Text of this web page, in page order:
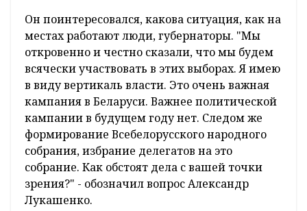
Он поинтересовался, какова ситуация, как на
местах работают люди, губернаторы. "Мы
откровенно и честно сказали, что мы будем
всячески участвовать в этих выборах. Я имею
в виду вертикаль власти. Это очень важная
кампания в Беларуси. Важнее политической
кампании в будущем году нет. Следом же
формирование Всебелорусского народного
собрания, избрание делегатов на это
собрание. Как обстоят дела с вашей точки
зрения?" - обозначил вопрос Александр
Лукашенко.